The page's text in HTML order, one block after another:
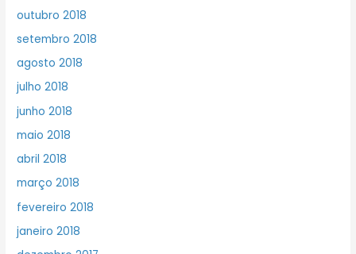
outubro 2018
setembro 2018
agosto 2018
julho 2018
junho 2018
maio 2018
abril 2018
março 2018
fevereiro 2018
janeiro 2018